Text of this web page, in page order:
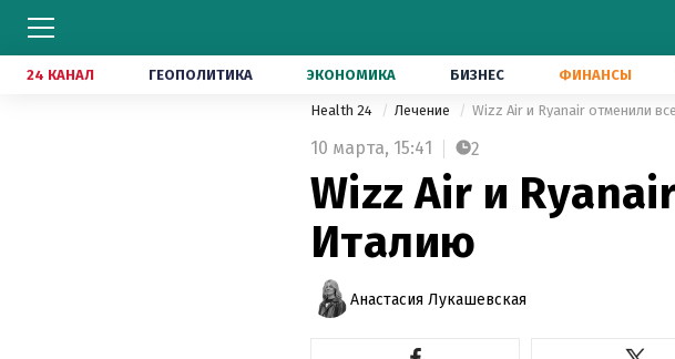
24 КАНАЛ ГЕОПОЛИТИКА ЭКОНОМИКА БИЗНЕС ФИНАНСЫ
Health 24 Лечение Wizz Air и Ryanair отменили
10 марта, 15:41 2
Wizz Air и
Италию
Анастасия Лукашевская